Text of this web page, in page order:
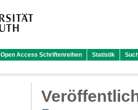
Open Access Schriftenreihen Statistik